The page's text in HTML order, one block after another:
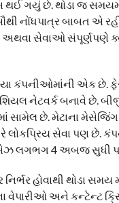
છે. થોડા જ સમયમાં
નોંધપાત્ર બાબત એ
સેવાઓ સંપૂર્ણપણે
કંપનીઓમાંની એક
નેટવર્ક બનાવે છે.
સામેલ છે. મેટાના
લોકપ્રિય સેવા પણ
લગભગ 4 અબજ સુધી
હોવાથી થોડા
વેપારીઓ અને કન્ટેન્ટ